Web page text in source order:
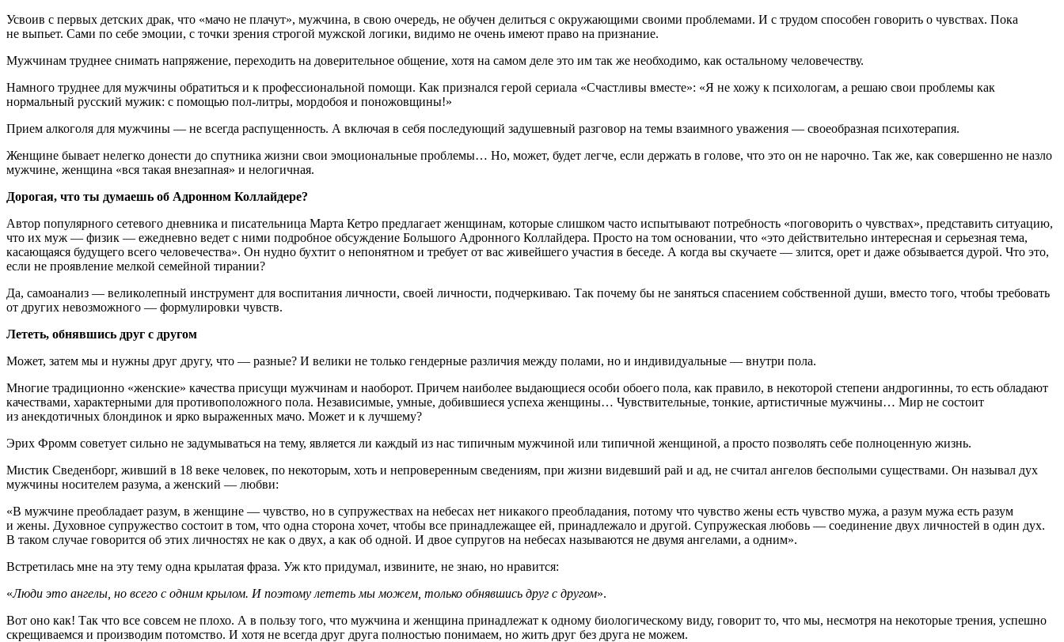
Усвоив с первых детских драк, что «мачо не плачут», мужчина, в свою очередь, не обучен делиться с окружающими своими проблемами. И с трудом способен говорить о чувствах. Пока
не выпьет. Сами по себе эмоции, с точки зрения строгой мужской логики, видимо не очень имеют право на признание.
Мужчинам труднее снимать напряжение, переходить на доверительное общение, хотя на самом деле это им так же необходимо, как остальному человечеству.
Намного труднее для мужчины обратиться и к профессиональной помощи. Как признался герой сериала «Счастливы вместе»: «Я не хожу к психологам, а решаю свои проблемы как
нормальный русский мужик: с помощью пол-литры, мордобоя и поножовщины!»
Прием алкоголя для мужчины — не всегда распущенность. А включая в себя последующий задушевный разговор на темы взаимного уважения — своеобразная психотерапия.
Женщине бывает нелегко донести до спутника жизни свои эмоциональные проблемы… Но, может, будет легче, если держать в голове, что это он не нарочно. Так же, как совершенно не назло
мужчине, женщина «вся такая внезапная» и нелогичная.
Дорогая, что ты думаешь об Адронном Коллайдере?
Автор популярного сетевого дневника и писательница Марта Кетро предлагает женщинам, которые слишком часто испытывают потребность «поговорить о чувствах», представить ситуацию,
что их муж — физик — ежедневно ведет с ними подробное обсуждение Большого Адронного Коллайдера. Просто на том основании, что «это действительно интересная и серьезная тема,
касающаяся будущего всего человечества». Он нудно бухтит о непонятном и требует от вас живейшего участия в беседе. А когда вы скучаете — злится, орет и даже обзывается дурой. Что это,
если не проявление мелкой семейной тирании?
Да, самоанализ — великолепный инструмент для воспитания личности, своей личности, подчеркиваю. Так почему бы не заняться спасением собственной души, вместо того, чтобы требовать
от других невозможного — формулировки чувств.
Лететь, обнявшись друг с другом
Может, затем мы и нужны друг другу, что — разные? И велики не только гендерные различия между полами, но и индивидуальные — внутри пола.
Многие традиционно «женские» качества присущи мужчинам и наоборот. Причем наиболее выдающиеся особи обоего пола, как правило, в некоторой степени андрогинны, то есть обладают
качествами, характерными для противоположного пола. Независимые, умные, добившиеся успеха женщины… Чувствительные, тонкие, артистичные мужчины… Мир не состоит
из анекдотичных блондинок и ярко выраженных мачо. Может и к лучшему?
Эрих Фромм советует сильно не задумываться на тему, является ли каждый из нас типичным мужчиной или типичной женщиной, а просто позволять себе полноценную жизнь.
Мистик Сведенборг, живший в 18 веке человек, по некоторым, хоть и непроверенным сведениям, при жизни видевший рай и ад, не считал ангелов бесполыми существами. Он называл дух
мужчины носителем разума, а женский — любви:
«В мужчине преобладает разум, в женщине — чувство, но в супружествах на небесах нет никакого преобладания, потому что чувство жены есть чувство мужа, а разум мужа есть разум
и жены. Духовное супружество состоит в том, что одна сторона хочет, чтобы все принадлежащее ей, принадлежало и другой. Супружеская любовь — соединение двух личностей в один дух.
В таком случае говорится об этих личностях не как о двух, а как об одной. И двое супругов на небесах называются не двумя ангелами, а одним».
Встретилась мне на эту тему одна крылатая фраза. Уж кто придумал, извините, не знаю, но нравится:
«Люди это ангелы, но всего с одним крылом. И поэтому лететь мы можем, только обнявшись друг с другом».
Вот оно как! Так что все совсем не плохо. А в пользу того, что мужчина и женщина принадлежат к одному биологическому виду, говорит то, что мы, несмотря на некоторые трения, успешно
скрещиваемся и производим потомство. И хотя не всегда друг друга полностью понимаем, но жить друг без друга не можем.